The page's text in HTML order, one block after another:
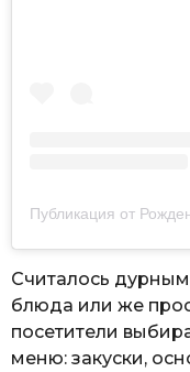
Считалось
блюда или же
посетители
меню: закуски,